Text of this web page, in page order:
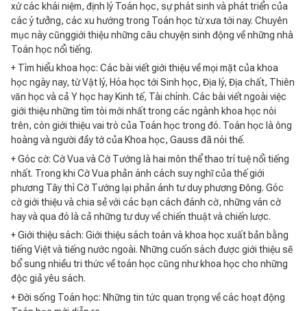
xứ các khái niệm, định lý Toán học, sự phát sinh và phát triển của
các ý tưởng, các xu hướng trong Toán học từ xưa tới nay. Chuyên
mục này cũnggiới thiệu những câu chuyện sinh động về những nhà
Toán học nổi tiếng.
+ Tìm hiểu khoa học: Các bài viết giới thiệu về mọi mặt của khoa
học ngày nay, từ Vật lý, Hóa học tới Sinh học, Địa lý, Địa chất, Thiên
văn học và cả Y học hay Kinh tế, Tài chính. Các bài viết ngoài việc
giới thiệu những tìm tòi mới nhất trong các ngành khoa học nói
trên, còn giới thiệu vai trò của Toán học trong đó. Toán học là ông
hoàng và người đầy tớ của Khoa học, Gauss đã nói thế.
+ Góc cờ: Cờ Vua và Cờ Tướng là hai môn thể thao trí tuệ nổi tiếng
nhất. Trong khi Cờ Vua phản ánh cách suy nghĩ của thế giới
phương Tây thì Cờ Tướng lại phản ánh tư duy phương Đông. Góc
cờ giới thiệu và chia sẻ với các bạn cách đánh cờ, những ván cờ
hay và qua đó là cả những tư duy về chiến thuật và chiến lược.
+ Giới thiệu sách: Giới thiệu sách toán và khoa học xuất bản bằng
tiếng Việt và tiếng nước ngoài. Những cuốn sách được giới thiệu sẽ
bổ sung nhiều tri thức về toán học cũng như khoa học cho những
độc giả yêu sách.
+ Đời sống Toán học: Những tin tức quan trọng về các hoạt động